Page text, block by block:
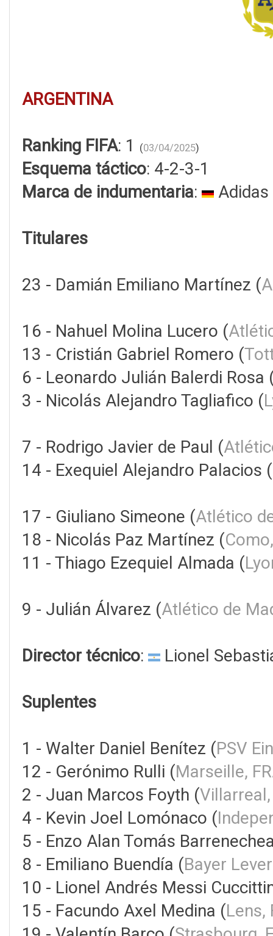
ARGENTINA
Ranking FIFA: 1 (03/04/2025)
Esquema táctico: 4-2-3-1
Marca de indumentaria: Adidas
Titulares
23 - Damián Emiliano Martínez (
16 - Nahuel Molina Lucero (
13 - Cristián Gabriel Romero (
6 - Leonardo Julián Balerdi Rosa
3 - Nicolás Alejandro Tagliafico (
7 - Rodrigo Javier de Paul (
14 - Exequiel Alejandro Palacios (
17 - Giuliano Simeone (Atlético
18 - Nicolás Paz Martínez (
11 - Thiago Ezequiel Almada (
9 - Julián Álvarez (Atlético de
Director técnico: Lionel
Suplentes
1 - Walter Daniel Benítez (PSV
12 - Gerónimo Rulli (Marseille,
2 - Juan Marcos Foyth (Villarreal,
4 - Kevin Joel Lomónaco (
5 - Enzo Alan Tomás
8 - Emiliano Buendía (Bayer
10 - Lionel Andrés Messi
15 - Facundo Axel Medina (Lens,